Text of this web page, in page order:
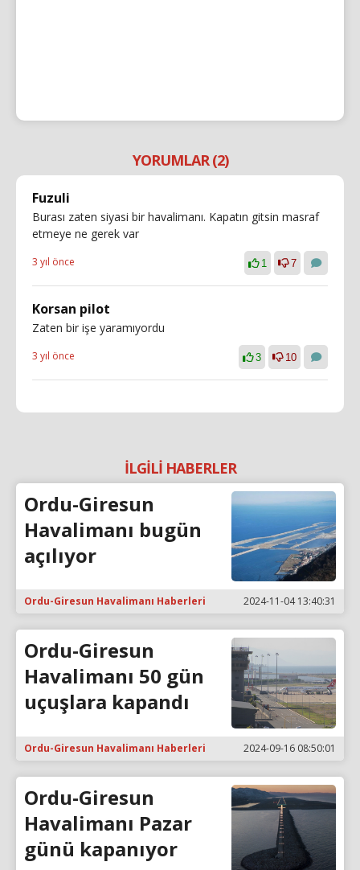
YORUMLAR (2)
Fuzuli
Burası zaten siyasi bir havalimanı. Kapatın gitsin masraf
etmeye ne gerek var
3 yıl önce 1 7
Korsan pilot
Zaten bir işe yaramıyordu
3 yıl önce 3 10
İLGİLİ HABERLER
Ordu-Giresun
Havalimanı bugün
açılıyor
Ordu-Giresun Havalimanı Haberleri 2024-11-04 13:40:31
Ordu-Giresun
Havalimanı 50 gün
uçuşlara kapandı
Ordu-Giresun Havalimanı Haberleri 2024-09-16 08:50:01
Ordu-Giresun
Havalimanı Pazar
günü kapanıyor